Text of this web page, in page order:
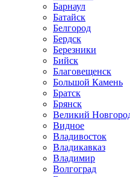
Барнаул
Батайск
Белгород
Бердск
Березники
Бийск
Благовещенск
Большой Камень
Братск
Брянск
Великий
Видное
Владивосток
Владикавказ
Владимир
Волгоград